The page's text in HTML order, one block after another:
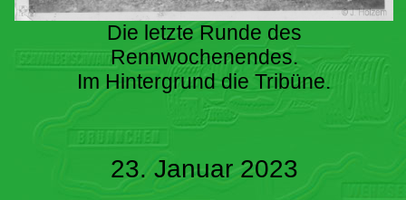
Die letzte Runde des
Rennwochenendes.
Im Hintergrund die Tribüne.
23. Januar 2023